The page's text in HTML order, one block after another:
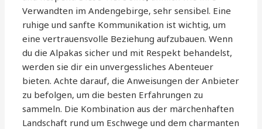
Verwandten im Andengebirge, sehr sensibel. Eine
ruhige und sanfte Kommunikation ist wichtig, um
eine vertrauensvolle Beziehung aufzubauen. Wenn
du die Alpakas sicher und mit Respekt behandelst,
werden sie dir ein unvergessliches Abenteuer
bieten. Achte darauf, die Anweisungen der Anbieter
zu befolgen, um die besten Erfahrungen zu
sammeln. Die Kombination aus der märchenhaften
Landschaft rund um Eschwege und dem charmanten